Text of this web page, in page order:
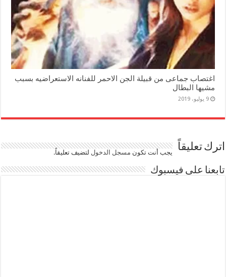
اغتصاب جماعى من قبيلة الجن الاحمر للفنانه الاستعراضيه بسبب
مشيها البطال
9 يوليو، 2019
اترك تعليقاً يجب أنت تكون مسجل الدخوللتضيف تعليقاً.
تابعنا على فيسبوك